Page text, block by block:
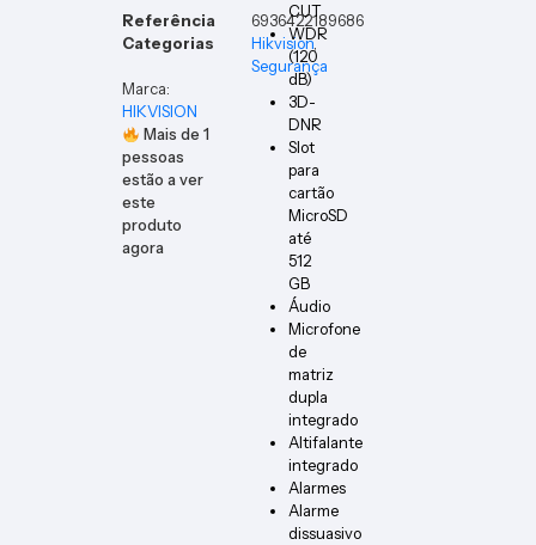
Referência
6936422189686
Categorias
Hikvision,
Segurança
Marca:
HIKVISION
Mais de1
pessoas
estão a ver
este
produto
agora
CUT
WDR
(120
dB)
3D-
DNR
Slot
para
cartão
MicroSD
até
512
GB
Áudio
Microfone
de
matriz
dupla
integrado
Altifalante
integrado
Alarmes
Alarme
dissuasivo